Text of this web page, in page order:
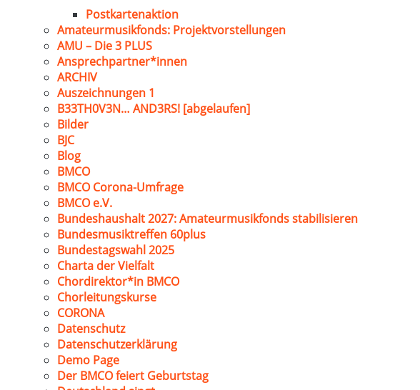
Postkartenaktion
Amateurmusikfonds: Projektvorstellungen
AMU – Die 3 PLUS
Ansprechpartner*innen
ARCHIV
Auszeichnungen 1
B33TH0V3N… AND3RS! [abgelaufen]
Bilder
BJC
Blog
BMCO
BMCO Corona-Umfrage
BMCO e.V.
Bundeshaushalt 2027: Amateurmusikfonds stabilisieren
Bundesmusiktreffen 60plus
Bundestagswahl 2025
Charta der Vielfalt
Chordirektor*in BMCO
Chorleitungskurse
CORONA
Datenschutz
Datenschutzerklärung
Demo Page
Der BMCO feiert Geburtstag